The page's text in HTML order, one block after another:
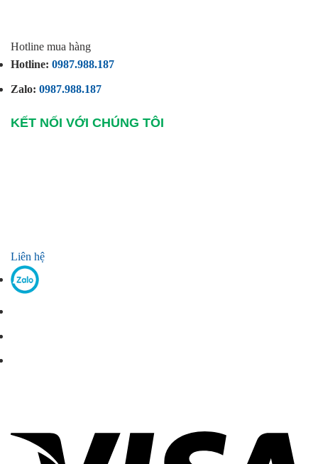
Hotline mua hàng
Hotline: 0987.988.187
Zalo: 0987.988.187
KẾT NỐI VỚI CHÚNG TÔI
Liên hệ